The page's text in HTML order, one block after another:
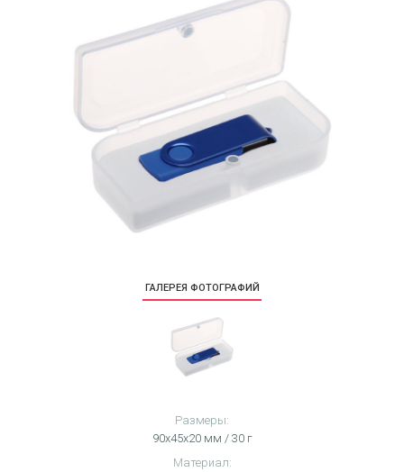
ГАЛЕРЕЯ ФОТОГРАФИЙ
Размеры:
90х45x20 мм / 30 г
Материал: